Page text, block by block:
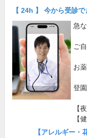
【 24h 】 今から受診で
急
ご
お
登
【
【
【アレルギー・